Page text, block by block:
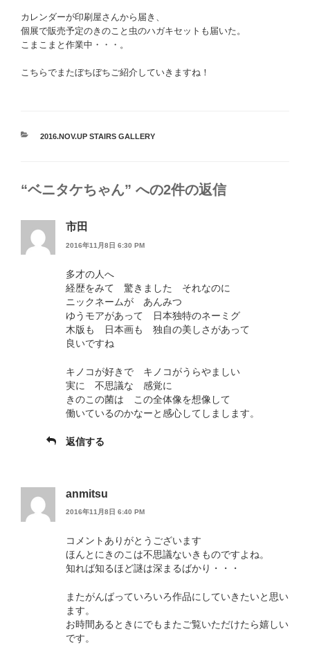
カレンダーが印刷屋さんから届き、
個展で販売予定のきのこと虫のハガキセットも届いた。
こまこまと作業中・・・。
こちらでまたぼちぼちご紹介していきますね！
カ
ー
2016.NOV.UP STAIRS GALLERY
“ベニタケちゃん” への2件の返信
市田
2016年11月8日 6:30 PM
多才の人へ
経歴をみて 驚きました それなのに
ニックネームが あんみつ
ゆうモアがあって 日本独特のネーミグ
木版も 日本画も 独自の美しさがあって
良いですね
キノコが好きで キノコがうらやましい
実に 不思議な 感覚に
きのこの菌は この全体像を想像して
働いているのかなーと感心してしまします。
返信する
anmitsu
2016年11月8日 6:40 PM
コメントありがとうございます
ほんとにきのこは不思議ないきものですよね。
知れば知るほど謎は深まるばかり・・・
またがんばっていろいろ作品にしていきたいと思い
ます。
お時間あるときにでもまたご覧いただけたら嬉しい
です。